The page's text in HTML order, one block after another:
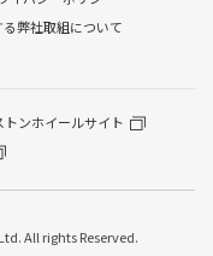
弊社取組について
トンホイールサイト
All rights Reserved.
/オイル交換/その他
クローク契約会員の